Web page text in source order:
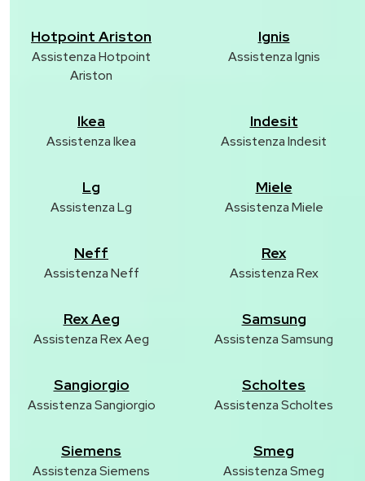
Hotpoint Ariston
Assistenza Hotpoint
Ariston
Ignis
Assistenza Ignis
Ikea
Assistenza Ikea
Indesit
Assistenza Indesit
Lg
Assistenza Lg
Miele
Assistenza Miele
Neff
Assistenza Neff
Rex
Assistenza Rex
Rex Aeg
Assistenza Rex Aeg
Samsung
Assistenza Samsung
Sangiorgio
Assistenza Sangiorgio
Scholtes
Assistenza Scholtes
Siemens
Assistenza Siemens
Smeg
Assistenza Smeg